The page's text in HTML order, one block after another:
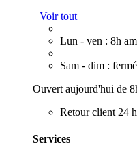
Voir tout
Lun - ven : 8h
Sam - dim : fermé
Ouvert aujourd'hui de
Retour client 24
Services